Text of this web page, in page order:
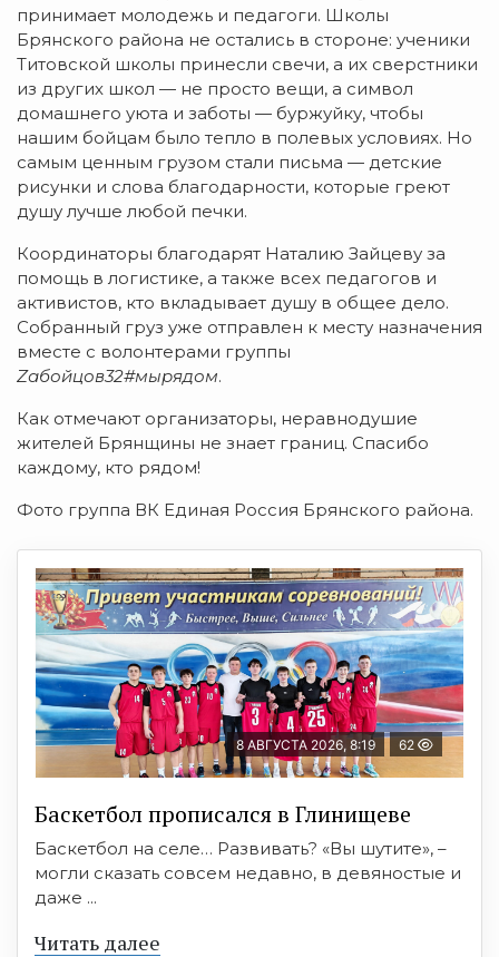
принимает молодежь и педагоги. Школы
Брянского района не остались в стороне: ученики
Титовской школы принесли свечи, а их сверстники
из других школ — не просто вещи, а символ
домашнего уюта и заботы — буржуйку, чтобы
нашим бойцам было тепло в полевых условиях. Но
самым ценным грузом стали письма — детские
рисунки и слова благодарности, которые греют
душу лучше любой печки.
Координаторы благодарят Наталию Зайцеву за
помощь в логистике, а также всех педагогов и
активистов, кто вкладывает душу в общее дело.
Собранный груз уже отправлен к месту назначения
вместе с волонтерами группы
Zабойцов32#мырядом.
Как отмечают организаторы, неравнодушие
жителей Брянщины не знает границ. Спасибо
каждому, кто рядом!
Фото группа ВК Единая Россия Брянского района.
8 АВГУСТА 2026, 8:19 62
Баскетбол прописался в Глинищеве
Баскетбол на селе… Развивать? «Вы шутите», –
могли сказать совсем недавно, в девяностые и
даже ...
Читать далее